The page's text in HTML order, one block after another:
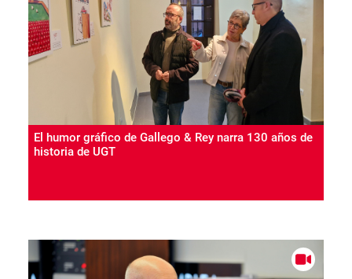
El humor gráfico de Gallego & Rey narra 130 años de
historia de UGT